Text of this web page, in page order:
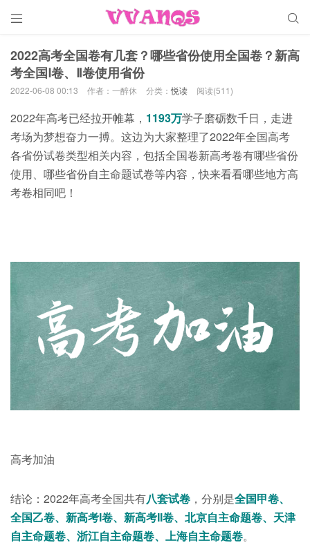
 
2022高考全国卷有几套？哪些省份使用全国卷？新高
考全国Ⅰ卷、Ⅱ卷使用省份
2022-06-08 00:13 作者：一醉休 分类：悦读 阅读(511)
2022年高考已经拉开帷幕， 1193万学子磨砺数千日，走进
考场为梦想奋力一搏。这边为大家整理了2022年全国高考
各省份试卷类型相关内容，包括全国卷新高考卷有哪些省份
使用、哪些省份自主命题试卷等内容，快来看看哪些地方高
考卷相同吧！
高考加油
结论：2022年高考全国共有八套试卷 ，分别是全国甲卷、
全国乙卷、新高考I卷、新高考II卷、北京自主命题卷、天津
自主命题卷、浙江自主命题卷、上海自主命题卷。